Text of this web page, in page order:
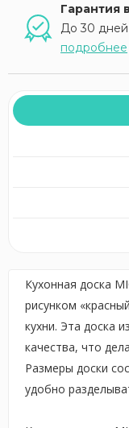
Гарантия
До 30 дней
подробнее
Кухонная доска
рисунком
кухни. Эта доска
качества, что
Размеры доски
удобно